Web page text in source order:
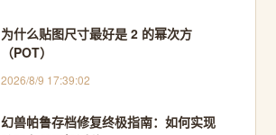
为什么贴图尺寸最好是 2 的幂次方
（POT）
2026/8/9 17:39:02
幻兽帕鲁存档修复终极指南：如何实现